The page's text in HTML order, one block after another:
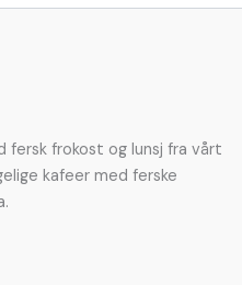
fersk frokost og lunsj fra vårt
kafeer med ferske